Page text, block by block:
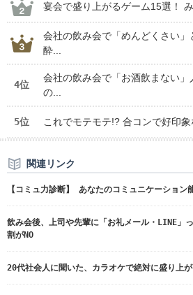
宴会で盛り上がるゲーム15選！
会社の飲み会で「めんどくさい
酔...
4位
会社の飲み会で「お酒飲まない」
の...
5位 これでモテモテ!? 合コンで好印
関連リンク
【コミュ力診断】 あなたのコミュニケーション
飲み会後、上司や先輩に「お礼メール・LINE」
割がNO
20代社会人に聞いた、カラオケで絶対に盛り上